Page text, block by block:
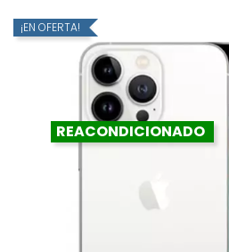
¡EN OFERTA!
REACONDICIONADO